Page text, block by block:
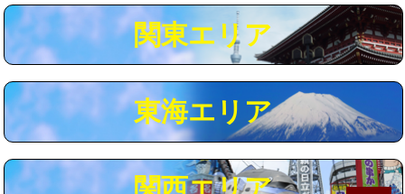
マス交換（土の掘削・埋め戻し作業） 11,000円~
マス交換（深さ50㎝未満） 55,000円
マス交換（深さ50㎝以上） 66,000円
コンクリート斫り（厚さ10㎝まで） 27,500円
コンクリート斫り（厚さ10㎝超え） 38,500円
関東エリア
東海エリア